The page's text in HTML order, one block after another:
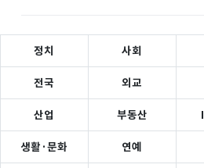
정치 사회
전국 외교
산업 부동산
생활·문화 연예